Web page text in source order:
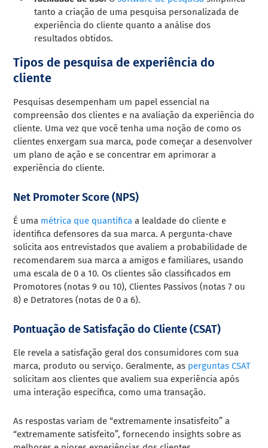
tanto a criação de uma pesquisa personalizada de
experiência do cliente quanto a análise dos
resultados obtidos.
Tipos de pesquisa de experiência do
cliente
Pesquisas desempenham um papel essencial na
compreensão dos clientes e na avaliação da experiência do
cliente. Uma vez que você tenha uma noção de como os
clientes enxergam sua marca, pode começar a desenvolver
um plano de ação e se concentrar em aprimorar a
experiência do cliente.
Net Promoter Score (NPS)
É uma métrica que quantifica a lealdade do cliente e
identifica defensores da sua marca. A pergunta-chave
solicita aos entrevistados que avaliem a probabilidade de
recomendarem sua marca a amigos e familiares, usando
uma escala de 0 a 10. Os clientes são classificados em
Promotores (notas 9 ou 10), Clientes Passivos (notas 7 ou
8) e Detratores (notas de 0 a 6).
Pontuação de Satisfação do Cliente (CSAT)
Ele revela a satisfação geral dos consumidores com sua
marca, produto ou serviço. Geralmente, as perguntas CSAT
solicitam aos clientes que avaliem sua experiência após
uma interação específica, como uma transação.
As respostas variam de “extremamente insatisfeito” a
“extremamente satisfeito”, fornecendo insights sobre as